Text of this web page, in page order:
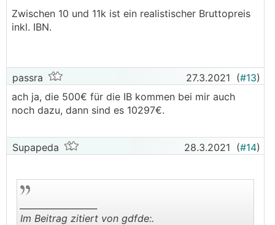
Zwischen 10 und 11k ist ein realistischer Bruttopreis
inkl. IBN.
passra 27.3.2021 (#13)
ach ja, die 500€ für die IB kommen bei mir auch
noch dazu, dann sind es 10297€.
Supapeda 28.3.2021 (#14)
Im Beitrag zitiert von gdfde:.